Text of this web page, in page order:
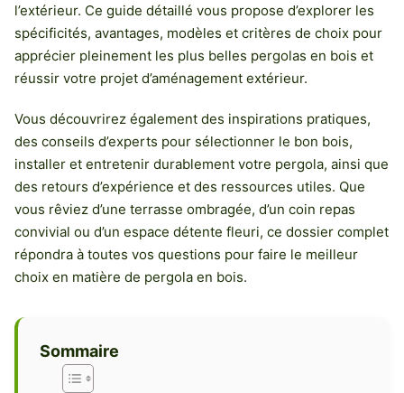
l’extérieur. Ce guide détaillé vous propose d’explorer les
spécificités, avantages, modèles et critères de choix pour
apprécier pleinement les plus belles pergolas en bois et
réussir votre projet d’aménagement extérieur.
Vous découvrirez également des inspirations pratiques,
des conseils d’experts pour sélectionner le bon bois,
installer et entretenir durablement votre pergola, ainsi que
des retours d’expérience et des ressources utiles. Que
vous rêviez d’une terrasse ombragée, d’un coin repas
convivial ou d’un espace détente fleuri, ce dossier complet
répondra à toutes vos questions pour faire le meilleur
choix en matière de pergola en bois.
Sommaire